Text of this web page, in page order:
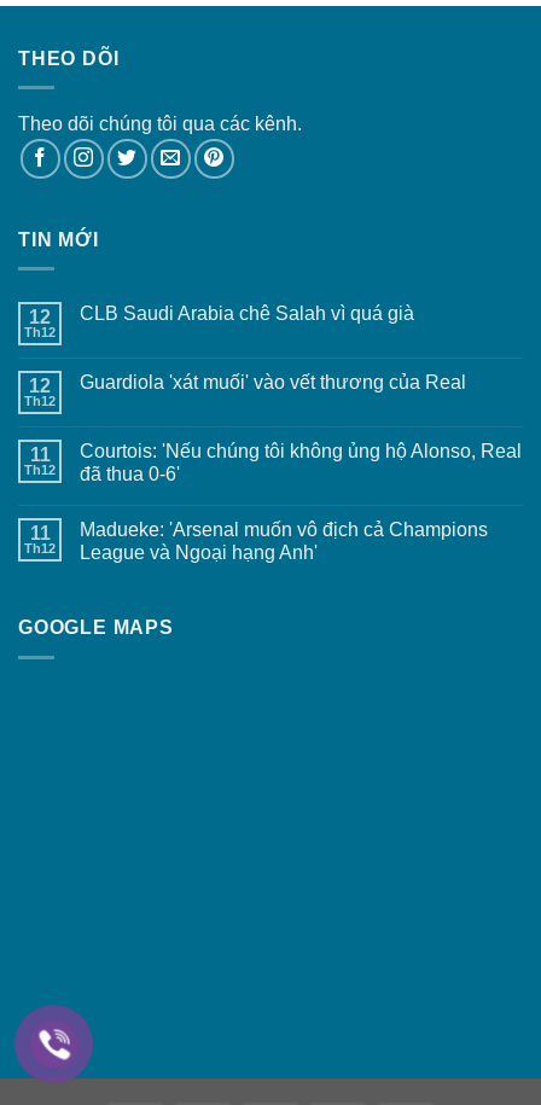
THEO DÕI
Theo dõi chúng tôi qua các kênh.
TIN MỚI
12
Th12
CLB Saudi Arabia chê Salah vì quá già
12
Th12
Guardiola 'xát muối' vào vết thương của Real
11
Th12
Courtois: 'Nếu chúng tôi không ủng hộ Alonso, Real
đã thua 0-6'
11
Th12
Madueke: 'Arsenal muốn vô địch cả Champions
League và Ngoại hạng Anh'
GOOGLE MAPS